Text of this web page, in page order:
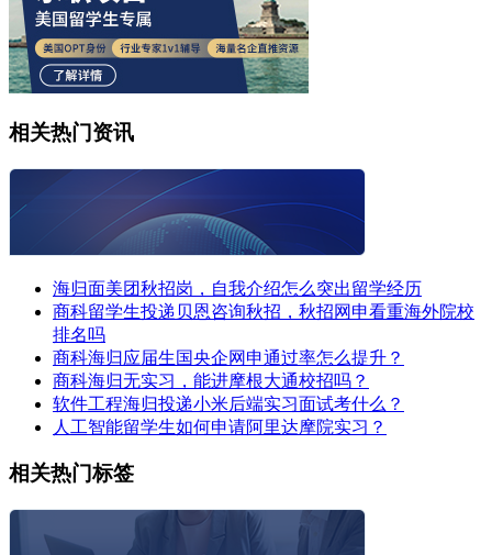
相关热门资讯
海归面美团秋招岗，自我介绍怎么突出留学经历
商科留学生投递贝恩咨询秋招，秋招网申看重海外院校
排名吗
商科海归应届生国央企网申通过率怎么提升？
商科海归无实习，能进摩根大通校招吗？
软件工程海归投递小米后端实习面试考什么？
人工智能留学生如何申请阿里达摩院实习？
相关热门标签